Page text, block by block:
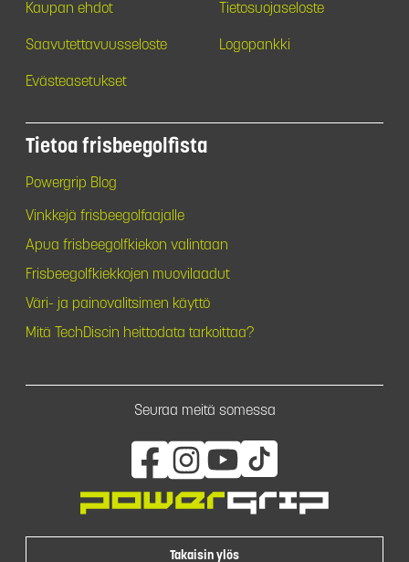
Kaupan ehdot Tietosuojaseloste
Saavutettavuusseloste Logopankki
Evästeasetukset
Tietoa frisbeegolfista
Powergrip Blog
Vinkkejä frisbeegolfaajalle
Apua frisbeegolfkiekon valintaan
Frisbeegolfkiekkojen muovilaadut
Väri- ja painovalitsimen käyttö
Mitä TechDiscin heittodata tarkoittaa?
Seuraa meitä somessa
Takaisin ylös